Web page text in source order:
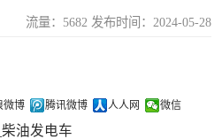
流量：5682 发布时间：2024-05-28
微博 腾讯微博 人人网 微信
油发电车